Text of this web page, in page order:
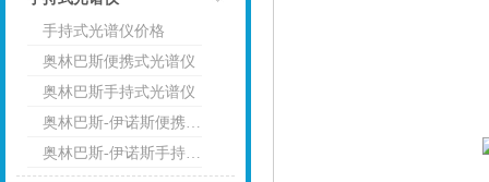
点击
手持式光谱仪价格
奥林巴斯便携式光谱仪
奥林巴斯手持式光谱仪
奥林巴斯-伊诺斯便携式光谱仪
奥林巴斯-伊诺斯手持式光谱仪